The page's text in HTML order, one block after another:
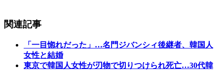
関連記事
「一目惚れだった」…名門ジバンシィ後継者、韓国人
女性と結婚
東京で韓国人女性が刃物で切りつけられ死亡…30代韓